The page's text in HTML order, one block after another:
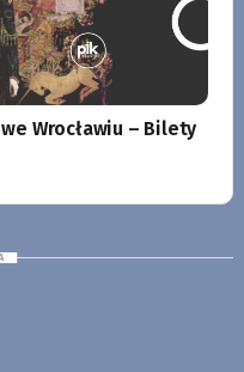
Wrocławiu – Bilety